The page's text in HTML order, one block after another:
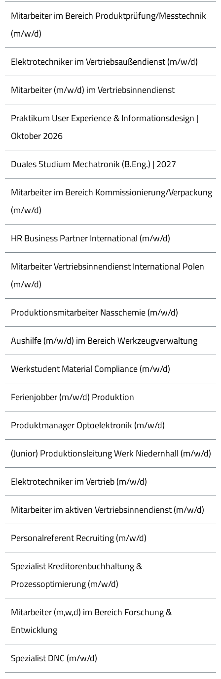
Mitarbeiter im Bereich Produktprüfung/Messtechnik
(m/w/d)
Elektrotechniker im Vertriebsaußendienst (m/w/d)
Mitarbeiter (m/w/d) im Vertriebsinnendienst
Praktikum User Experience & Informationsdesign |
Oktober 2026
Duales Studium Mechatronik (B.Eng.) | 2027
Mitarbeiter im Bereich Kommissionierung/Verpackung
(m/w/d)
HR Business Partner International (m/w/d)
Mitarbeiter Vertriebsinnendienst International Polen
(m/w/d)
Produktionsmitarbeiter Nasschemie (m/w/d)
Aushilfe (m/w/d) im Bereich Werkzeugverwaltung
Werkstudent Material Compliance (m/w/d)
Ferienjobber (m/w/d) Produktion
Produktmanager Optoelektronik (m/w/d)
(Junior) Produktionsleitung Werk Niedernhall (m/w/d)
Elektrotechniker im Vertrieb (m/w/d)
Mitarbeiter im aktiven Vertriebsinnendienst (m/w/d)
Personalreferent Recruiting (m/w/d)
Spezialist Kreditorenbuchhaltung &
Prozessoptimierung (m/w/d)
Mitarbeiter (m,w,d) im Bereich Forschung &
Entwicklung
Spezialist DNC (m/w/d)